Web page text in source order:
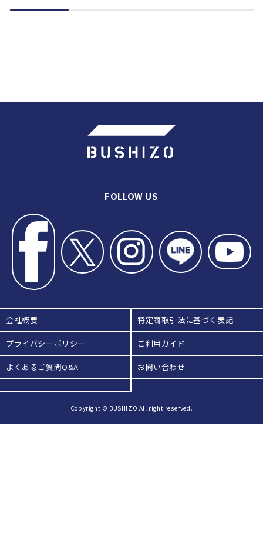
FOLLOW US
会社概要 特定商取引法に基づく表記
プライバシーポリシー ご利用ガイド
よくあるご質問Q&A お問い合わせ
Copyright © BUSHIZO All right reserved.